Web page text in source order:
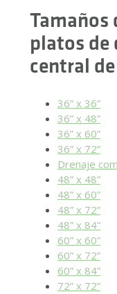
Tamaños
platos de
central
36” x 36”
36” x 48”
36” x 60”
36” x 72”
Drenaje
48” x 48”
48” x 60”
48” x 72”
48” x 84”
60” x 60”
60” x 72”
60” x 84”
72” x 72”